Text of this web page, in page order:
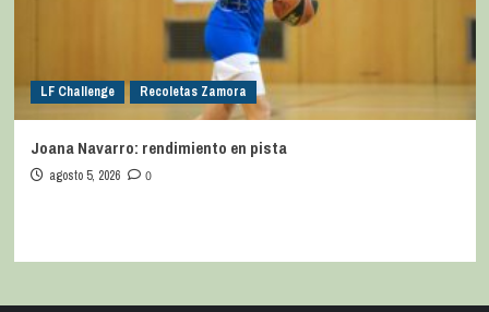
LF Challenge Recoletas Zamora
Joana Navarro: rendimiento en pista
agosto 5, 2026 0